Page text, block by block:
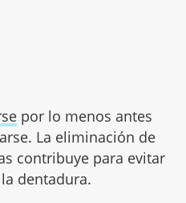
por lo menos antes
La eliminación de
contribuye para evitar
dentadura.